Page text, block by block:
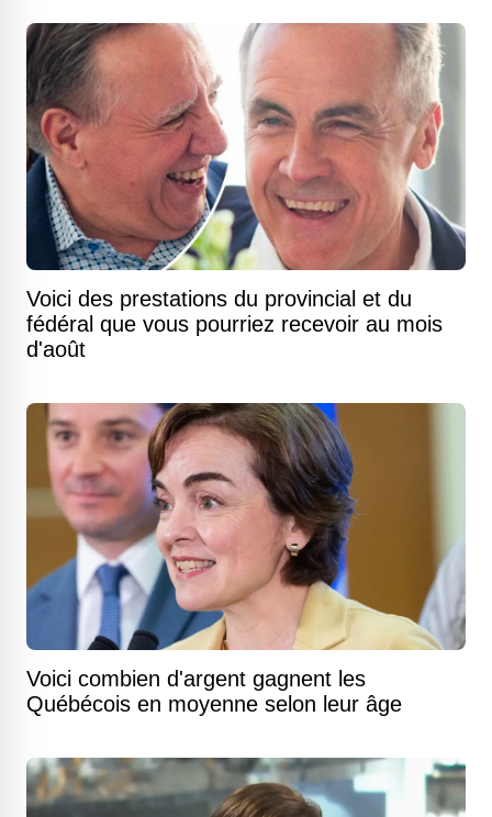
Voici des prestations du provincial et du
fédéral que vous pourriez recevoir au mois
d'août
Voici combien d'argent gagnent les
Québécois en moyenne selon leur âge